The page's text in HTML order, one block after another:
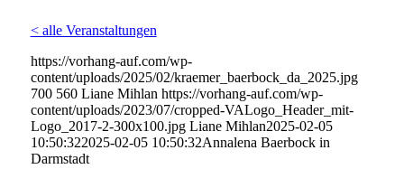
< alle Veranstaltungen
https://vorhang-auf.com/wp-
content/uploads/2025/02/kraemer_baerbock_da_2025.jpg
700 560 Liane Mihlan https://vorhang-auf.com/wp-
content/uploads/2023/07/cropped-VALogo_Header_mit-
Logo_2017-2-300x100.jpg Liane Mihlan2025-02-05
10:50:322025-02-05 10:50:32Annalena Baerbock in
Darmstadt